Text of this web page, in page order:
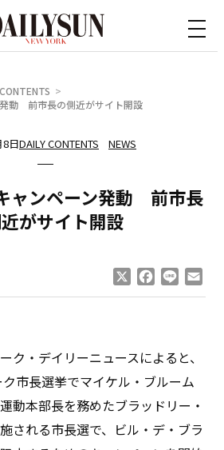
動 前市長の側近がサイト開設
8日DAILY CONTENTS NEWS
ャンペーン発動 前市長
がサイト開設
Facebook
Line
ク・デイリーニュースによると、
市長選挙でマイケル・ブルーム
動本部長を務めたブラッドリー・
される市長選で、ビル・デ・ブラ